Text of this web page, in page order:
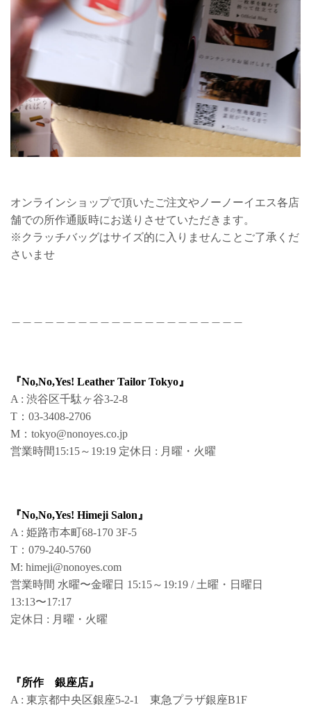
オンラインショップで頂いたご注文やノーノーイエス各店
舗での所作通販時にお送りさせていただきます。
※クラッチバッグはサイズ的に入りませんことご了承くだ
さいませ
『No,No,Yes! Leather Tailor Tokyo』
A : 渋谷区千駄ヶ谷3-2-8
T：03-3408-2706
M：tokyo@nonoyes.co.jp
営業時間15:15～19:19 定休日 : 月曜・火曜
『No,No,Yes! Himeji Salon』
A : 姫路市本町68-170 3F-5
T：079-240-5760
M: himeji@nonoyes.com
営業時間 水曜〜金曜日 15:15～19:19 / 土曜・日曜日
13:13〜17:17
定休日 : 月曜・火曜
『所作 銀座店』
A : 東京都中央区銀座5-2-1 東急プラザ銀座B1F